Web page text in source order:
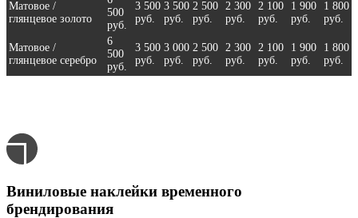
Матовое /
глянцевое золото
500
руб.
3 500
руб.
3 500
руб.
2 500
руб.
2 300
руб.
2 100
руб.
1 900
руб.
1 800
руб.
Матовое /
глянцевое серебро
6
500
руб.
3 500
руб.
3 000
руб.
2 500
руб.
2 300
руб.
2 100
руб.
1 900
руб.
1 800
руб.
Виниловые наклейки временного
брендирования